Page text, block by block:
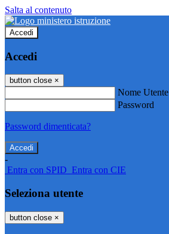
Salta al contenuto
Accedi
Accedi
button close ×
Nome Utente
Password
Password dimenticata?
-
Entra con SPID Entra con CIE
Seleziona utente
button close ×